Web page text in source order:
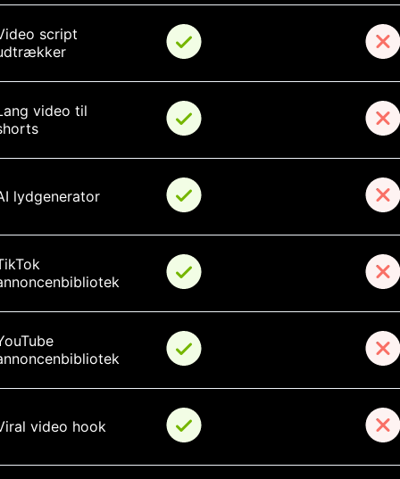
script
video til
lydgenerator
video hook